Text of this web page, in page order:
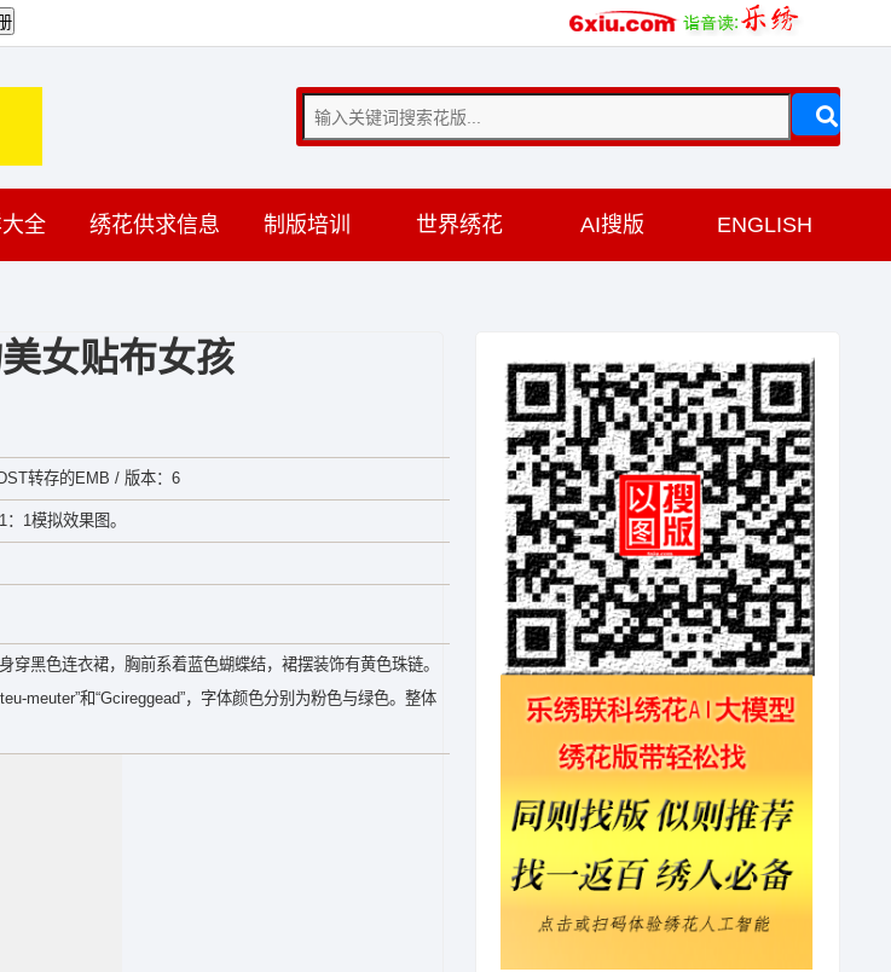
全 绣花供求信息 制版培训 世界绣花 AI搜版 ENGLISH
女贴布女孩
转存的EMB / 版本：6
1模拟效果图。
黑色连衣裙，胸前系着蓝色蝴蝶结，裙摆装饰有黄色珠链。
meuter”和“Gcireggead”，字体颜色分别为粉色与绿色。整体